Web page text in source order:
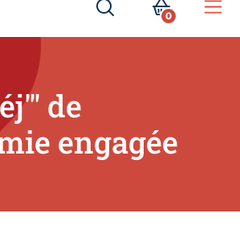
RECHERCHER
MON
0
de
engagée